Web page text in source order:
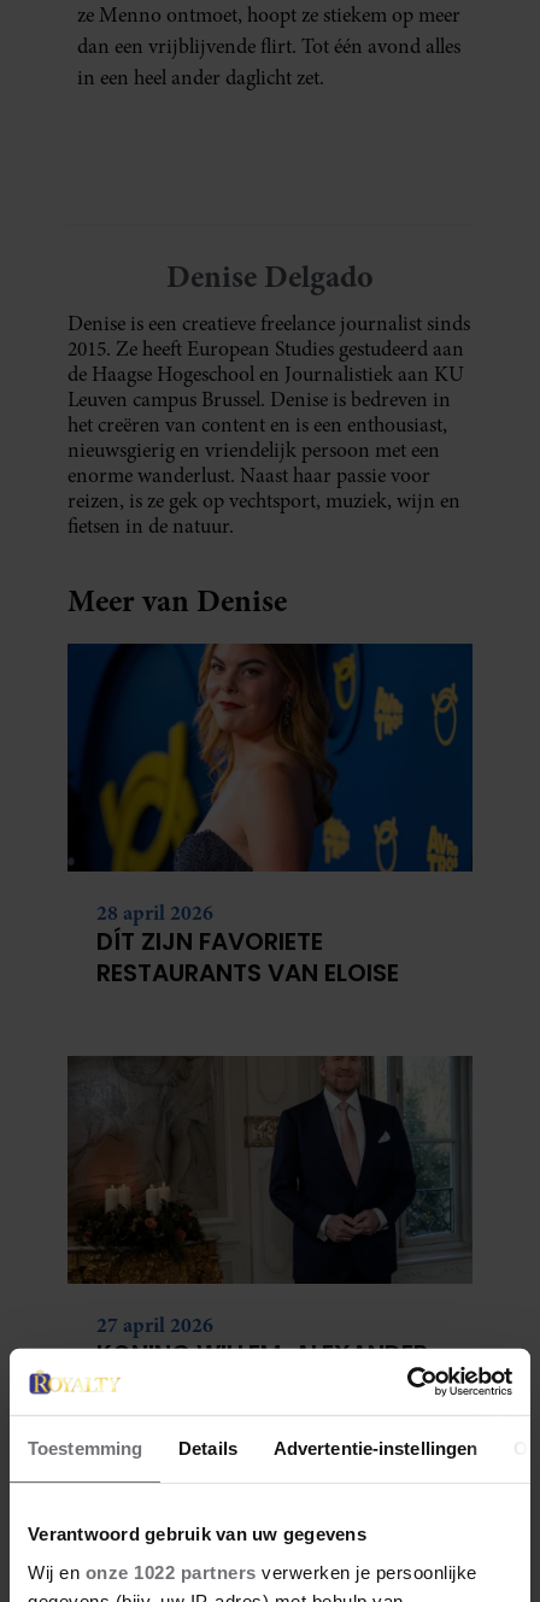
Toestemming Details Advertentie-instellingen
Verantwoord gebruik van uw gegevens
Wij en onze 1022 partners verwerken je persoonlijke
ze Menno ontmoet, hoopt ze stiekem op meer
dan een vrijblijvende flirt. Tot één avond alles
in een heel ander daglicht zet.
Denise Delgado
Denise is een creatieve freelance journalist sinds
2015. Ze heeft European Studies gestudeerd aan
de Haagse Hogeschool en Journalistiek aan KU
Leuven campus Brussel. Denise is bedreven in
het creëren van content en is een enthousiast,
nieuwsgierig en vriendelijk persoon met een
enorme wanderlust. Naast haar passie voor
reizen, is ze gek op vechtsport, muziek, wijn en
fietsen in de natuur.
Meer van Denise
28 april 2026
DÍT ZIJN FAVORIETE
RESTAURANTS VAN ELOISE
27 april 2026
KONING WILLEM-ALEXANDER
JARIG: ZIJN MOOISTE
PORTRETTEN DOOR DE JAREN
HEEN